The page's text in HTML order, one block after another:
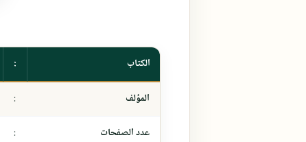
الكتاب :
المؤلف :
عدد الصفحات :